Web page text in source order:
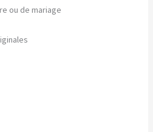
ou de mariage